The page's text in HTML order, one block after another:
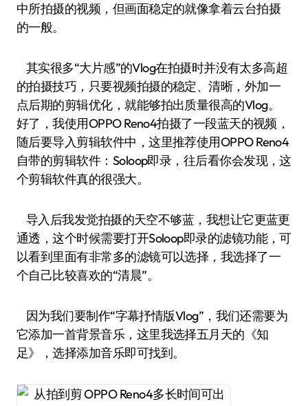
中所拍摄的视频，但画面稳定的就像拿着云台拍摄
的一般。
其实很多“大片感”的Vlog在拍摄时并没有太多高超
的拍摄技巧，只要视频拍摄的稳定、清晰，外加一
点后期的剪辑优化，就能够拍出质量很高的Vlog。
好了，我使用OPPO Reno4拍摄了一段蓝天的视频，
随后要导入剪辑软件中，这里推荐使用OPPO Reno4
自带的剪辑软件：Soloop即录，往后看你会发现，这
个剪辑软件真的很强大。
导入后我发觉拍摄的天空不够蓝，我想让它更蓝更
通透，这个时候需要打开Soloop即录的滤镜功能，可
以看到里面有非常多的滤镜可以选择，我选择了一
个自己比较喜欢的“清晨”。
因为我们要制作“字幕抒情版Vlog”，我们还需要为
它添加一首背景音乐，这里我选择五月天的《知
足》，选择添加音乐即可找到。